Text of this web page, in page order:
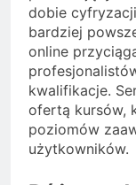
dobie
bardziej
online
kwalifikacje.
ofertą kursów,
poziomów
użytkowników.